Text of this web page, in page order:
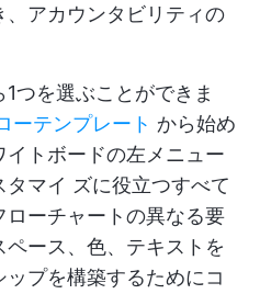
アカウンタビリティの
つを選ぶことができま
ーテンプレート から始め
トボードの左メニュー
マイ ズに役立つすべて
ーチャートの異なる要
ース、色、テキストを
プを構築するためにコ